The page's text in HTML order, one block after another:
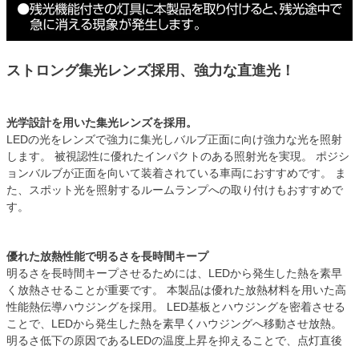
ストロング集光レンズ採用、強力な直進光！
光学設計を用いた集光レンズを採用。
LEDの光をレンズで強力に集光しバルブ正面に向け強力な光を照射
します。 被視認性に優れたインパクトのある照射光を実現。 ポジシ
ョンバルブが正面を向いて装着されている車両におすすめです。 ま
た、スポット光を照射するルームランプへの取り付けもおすすめで
す。
優れた放熱性能で明るさを長時間キープ
明るさを長時間キープさせるためには、LEDから発生した熱を素早
く放熱させることが重要です。 本製品は優れた放熱材料を用いた高
性能熱伝導ハウジングを採用。 LED基板とハウジングを密着させる
ことで、LEDから発生した熱を素早くハウジングへ移動させ放熱。
明るさ低下の原因であるLEDの温度上昇を抑えることで、点灯直後